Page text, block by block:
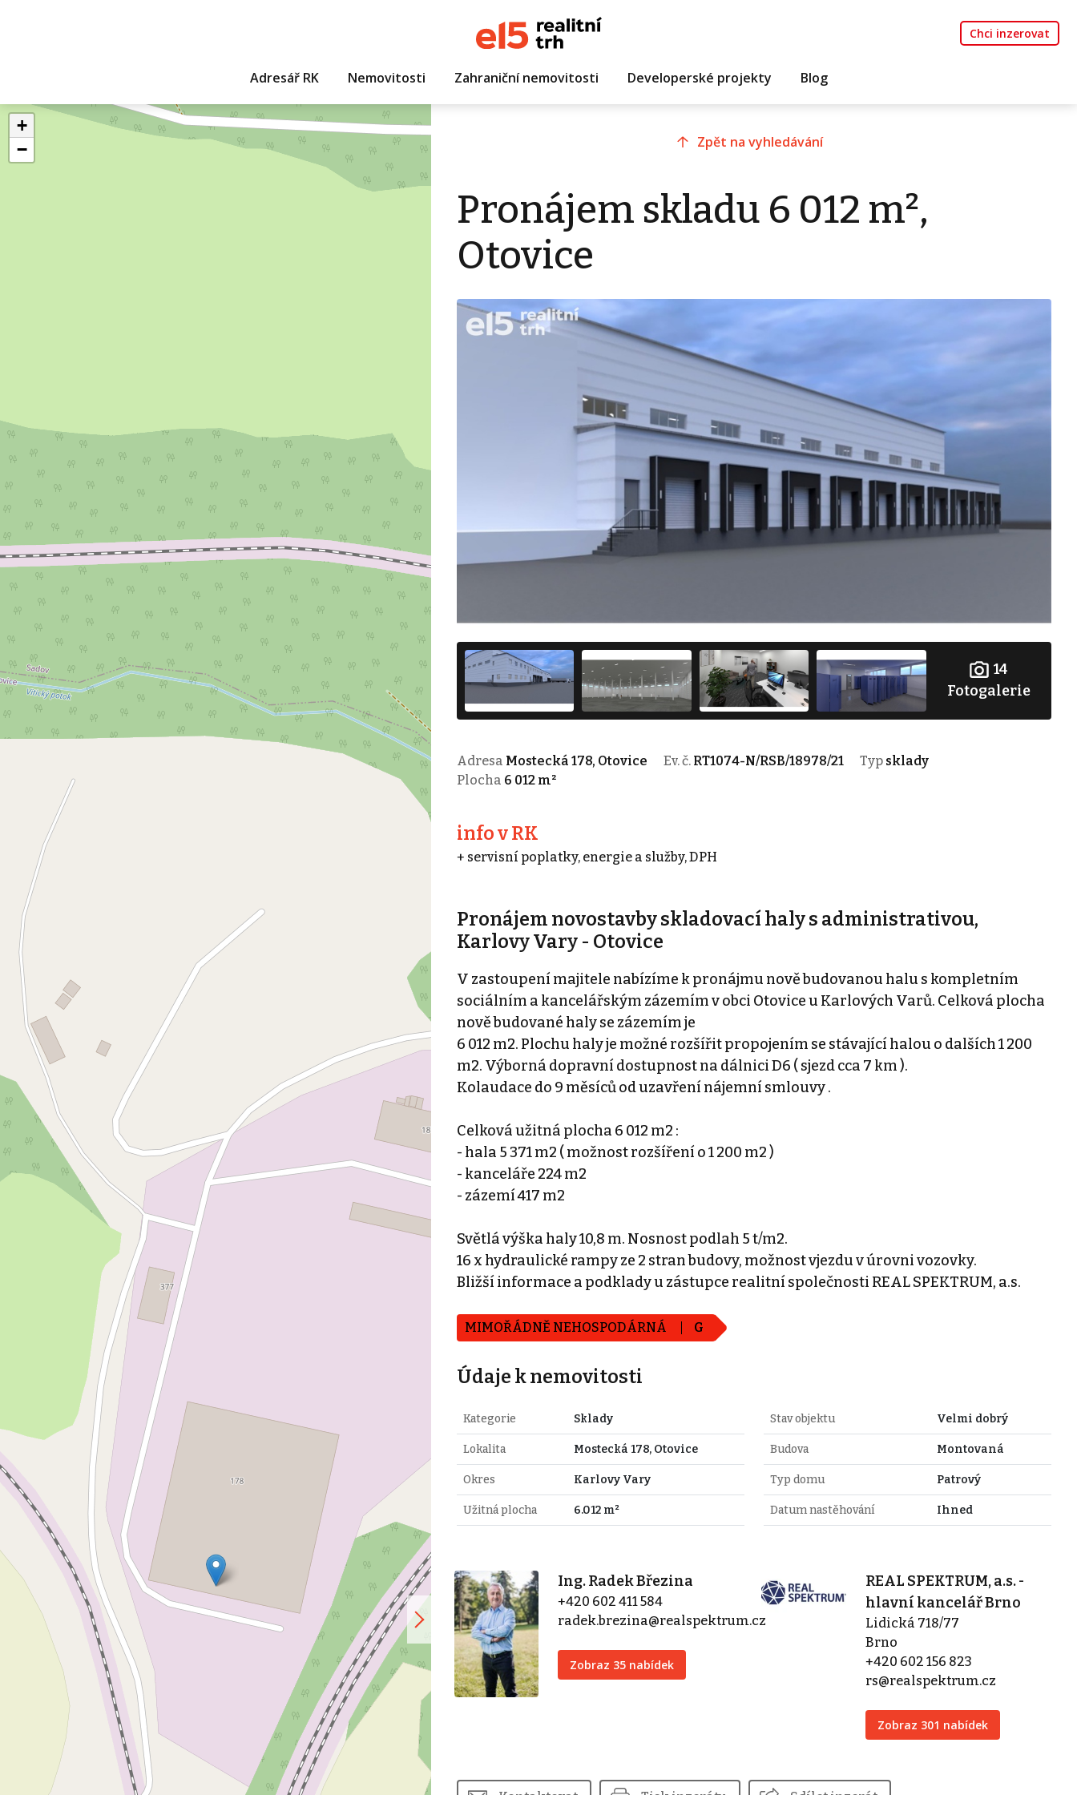
Chci inzerovat
Adresář RK Nemovitosti Zahraniční nemovitosti Developerské projekty Blog
+
−
Zpět na vyhledávání
Pronájem skladu 6 012 m²,
Otovice
14
Fotogalerie
Adresa Mostecká 178, Otovice Ev. č. RT1074-N/RSB/18978/21 Typ sklady
Plocha 6 012 m²
info v RK
+ servisní poplatky, energie a služby, DPH
Pronájem novostavby skladovací haly s administrativou,
Karlovy Vary - Otovice
V zastoupení majitele nabízíme k pronájmu nově budovanou halu s kompletním
sociálním a kancelářským zázemím v obci Otovice u Karlových Varů. Celková plocha
nově budované haly se zázemím je
6 012 m2. Plochu haly je možné rozšířit propojením se stávající halou o dalších 1 200
m2. Výborná dopravní dostupnost na dálnici D6 ( sjezd cca 7 km ).
Kolaudace do 9 měsíců od uzavření nájemní smlouvy .
Celková užitná plocha 6 012 m2 :
- hala 5 371 m2 ( možnost rozšíření o 1 200 m2 )
- kanceláře 224 m2
- zázemí 417 m2
Světlá výška haly 10,8 m. Nosnost podlah 5 t/m2.
16 x hydraulické rampy ze 2 stran budovy, možnost vjezdu v úrovni vozovky.
Bližší informace a podklady u zástupce realitní společnosti REAL SPEKTRUM, a.s.
MIMOŘÁDNĚ NEHOSPODÁRNÁ G
Údaje k nemovitosti
Kategorie Sklady
Lokalita Mostecká 178, Otovice
Okres Karlovy Vary
Užitná plocha 6.012 m²
Stav objektu Velmi dobrý
Budova Montovaná
Typ domu Patrový
Datum nastěhování Ihned
Ing. Radek Březina
+420 602 411 584
radek.brezina@realspektrum.cz
Zobraz 35 nabídek
REAL SPEKTRUM, a.s. -
hlavní kancelář Brno
Lidická 718/77
Brno
+420 602 156 823
rs@realspektrum.cz
Zobraz 301 nabídek